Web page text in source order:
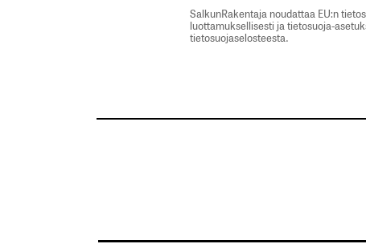
SalkunRakentaja noudattaa EU:n
luottamuksellisesti ja tietosuoja-
tietosuojaselosteesta.